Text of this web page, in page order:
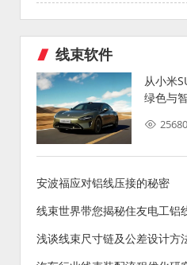
线束软件
从小米
绿色与
25680
安波福应对铝线压接的秘密
线束世界带您揭秘住友电工铝
浅谈线束尺寸链及公差设计方